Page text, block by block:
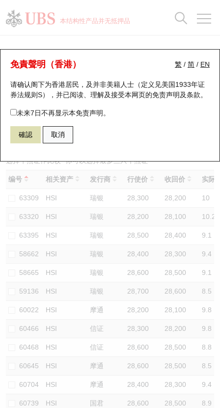
本结构性产品并无抵押品
繁 / 简 / EN
免責聲明（香港）
请确认阁下为香港居民，及并非美籍人士（定义见美国1933年证
券法规则S），并已阅读、理解及接受本网页的免责声明及条款。
未来7日不再显示本免责声明。
確認 取消
牛熊证分析仪
表现 街货统计 比较
63442 瑞银熊证 HSI 恒生指数
选择牛熊证作比较 *你可以选择最多三只牛熊证
编号 相关资产 发行商 行使价 收回价 实际
63309 HSI 瑞银 28,300 28,200 10
63320 HSI 瑞银 28,200 28,100 10.2
63395 HSI 瑞银 28,500 28,400 9.1
58662 HSI 瑞银 28,400 28,300 9.4
58665 HSI 瑞银 28,600 28,500 9.1
59136 HSI 瑞银 28,700 28,600 8.5
60022 HSI 摩通 28,200 28,100 9.8
60466 HSI 信证 28,300 28,200 9.8
60468 HSI 信证 28,600 28,500 8.8
60645 HSI 摩通 28,600 28,500 8.5
60704 HSI 摩通 28,400 28,300 9.4
60739 HSI 国君 28,600 28,500 8.9
瑞银认股证一览
新发行瑞银认股证
即将到期认股证
认股证到期结算价查找
认股证分析仪
认股证速算机
认股证/牛熊证日志
认股证文件及公告
街货统计
比较
牛熊全景快搜
牛熊证搜寻
牛熊证街货分布图
正股牛熊证列表
新发行瑞银牛熊证
已收回牛熊证剩余价值
牛熊证到期结算价查找
牛熊证分析仪
牛熊证文件及公告
牛熊证文件及公告 (瑞信)
街货统计
比较
十大升幅/跌幅
十大认股证成交分布
十天股证占大市成交
资金流
街货统计
三十大平均引伸波幅
正股分析仪
二十大活跃股份
恒指成份股
国指成份股
科指成份股
相关资产沽空
中资ETFs溢价比较
AH 股价对照
ADR
收市竞价变化
持股比重
显示所有持股比重
每月轮证大市专题
轮证专栏
讲座及教育短片
认股证投资者教育
牛熊证投资者教育
认股证牛熊证常问问题